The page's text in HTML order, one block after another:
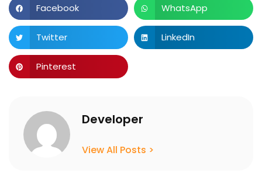
Facebook WhatsApp
Twitter LinkedIn
Pinterest
Developer
View All Posts >